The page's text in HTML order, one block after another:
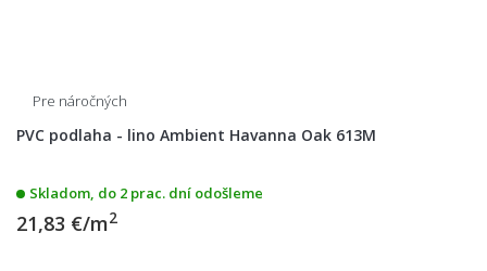
Pre náročných
PVC podlaha - lino Ambient Havanna Oak 613M
Skladom, do 2 prac. dní odošleme
21,83 €/m2